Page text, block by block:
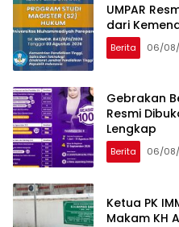
UMPAR
dari
Berita 06/
Gebrakan
Resmi
Lengkap
Berita 06/
Ketua PK
Makam KH